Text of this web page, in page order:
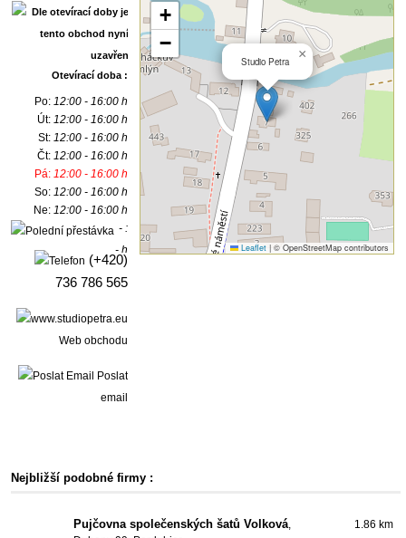
Otevírací doba :
Po:12:00 - 16:00 h
Út:12:00 - 16:00 h
St:12:00 - 16:00 h
Čt:12:00 - 16:00 h
Pá:12:00 - 16:00 h
So:12:00 - 16:00 h
Ne:12:00 - 16:00 h
- :
- h
(+420)
736 786 565
Web obchodu
Poslat
email
Studio Petra ×
+
−
Leaflet |© OpenStreetMap contributors
Nejbližší podobné firmy :
Pujčovna společenských šatů Volková,
1.86 km